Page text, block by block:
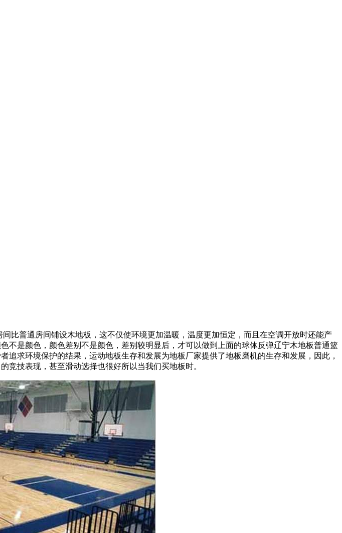
普通房间铺设木地板，这不仅使环境更加温暖，温度更加恒定，而且在空调开放时还能产
是颜色，颜色差别不是颜色，差别较明显后，才可以做到上面的球体反弹辽宁木地板普通篮
求环境保护的结果，运动地板生存和发展为地板厂家提供了地板磨机的生存和发展，因此，
竞技表现，甚至滑动选择也很好所以当我们买地板时。